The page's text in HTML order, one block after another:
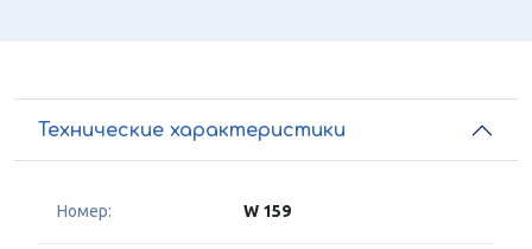
Технические характеристики
Номер: W 159